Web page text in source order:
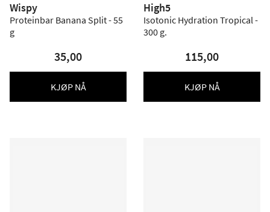
Wispy
Proteinbar Banana Split - 55
g
35,00
KJØP NÅ
High5
Isotonic Hydration Tropical -
300 g.
115,00
KJØP NÅ